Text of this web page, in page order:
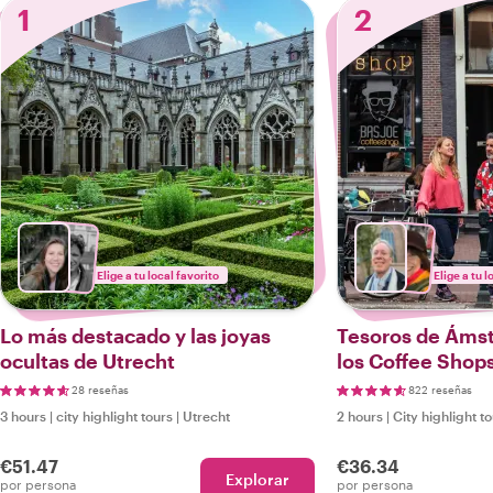
1
Elige a tu local favorito
Lo más destacado y las joyas
ocultas de Utrecht
28 reseñas
3 hours | city highlight tours | Utrecht
€51.47
por persona Explorar
2
Elige a tu
Tesoros de
los Coffee
822 reseñas
2 hours | City highlight
€36.34
por persona